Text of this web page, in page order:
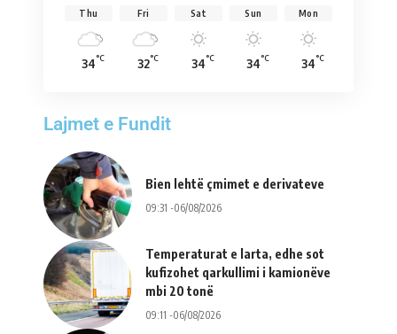
Thu
34°C
Fri
32°C
Sat
34°C
Sun
34°C
Mon
34°C
Lajmet e Fundit
Bien lehtë çmimet e derivateve
09:31 -06/08/2026
Temperaturat e larta, edhe sot
kufizohet qarkullimi i kamionëve
mbi 20 tonë
09:11 -06/08/2026